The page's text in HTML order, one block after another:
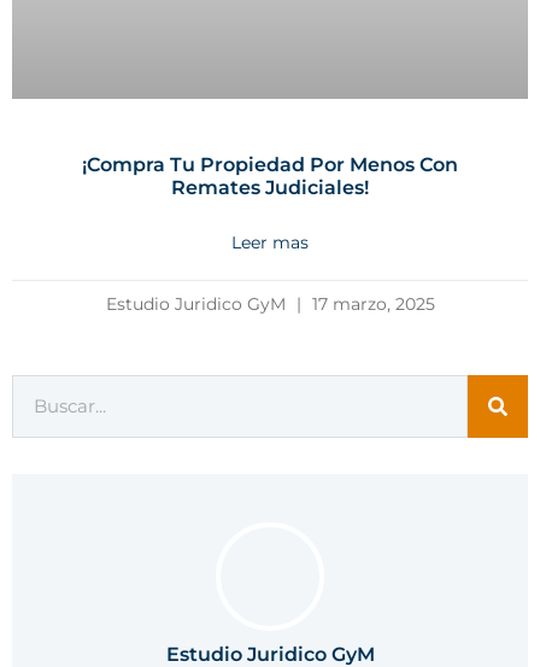
¡Compra Tu Propiedad Por Menos Con
Remates Judiciales!
Leer mas
Estudio Juridico GyM 17 marzo, 2025
Estudio Juridico GyM